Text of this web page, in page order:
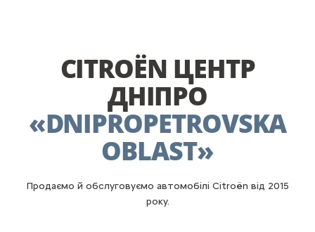
CITROËN ЦЕНТР
ДНІПРО
«DNIPROPETROVSKA
OBLAST»
Продаємо й обслуговуємо автомобілі Citroën від 2015
року.